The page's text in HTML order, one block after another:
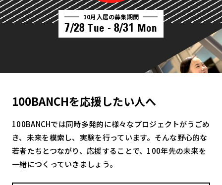
10月入居の募集期間
7/28 Tue - 8/31 Mon
100BANCHを応援したい人へ
100BANCHでは同時多発的に様々なプロジェクトがうごめ
き、未来を模索し、実験を行っています。そんな野心的な
若者たちとつながり、応援することで、100年先の未来を
一緒につくっていきましょう。